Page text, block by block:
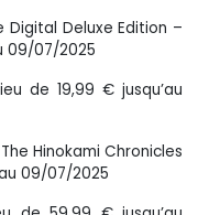
Digital Deluxe Edition –
09/07/2025
de 19,99 € jusqu’au
Hinokami Chronicles
09/07/2025